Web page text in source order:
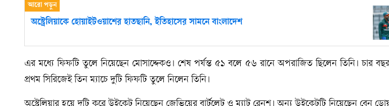
অস্ট্রেলিয়াকে হোয়াইটওয়াশের হাতছানি, ইতিহাসের সামনে বাংলাদেশ
এর মধ্যে ফিফটি তুলে নিয়েছেন মোসাদ্দেকও। শেষ পর্যন্ত ৫১ বলে ৫৬ রানে অপরাজিত ছিলেন তিনি। চার
প্রথম সিরিজেই তিন ম্যাচে দুটি ফিফটি তুলে নিলেন তিনি।